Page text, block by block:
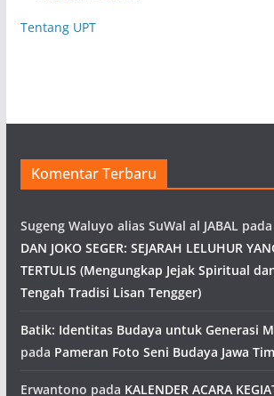
Tentang UPT
Komentar Terbaru
Sugeng Waluyo alias SuWal al JABAL pada
DAN JOKO SEGER: SEJARAH LELUHUR
TERTULIS (Mengungkap Jejak Spiritual
Tengah Tradisi Lisan Tengger)
Batik: Identitas Budaya untuk Generasi
pada Pameran Foto Seni Budaya Jawa
Erwantono pada KALENDER ACARA